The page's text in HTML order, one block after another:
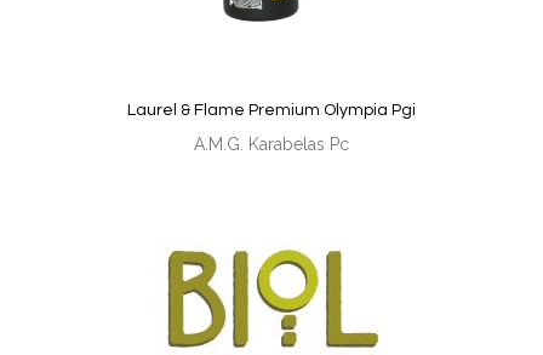
Laurel & Flame Premium Olympia Pgi
A.M.G. Karabelas Pc